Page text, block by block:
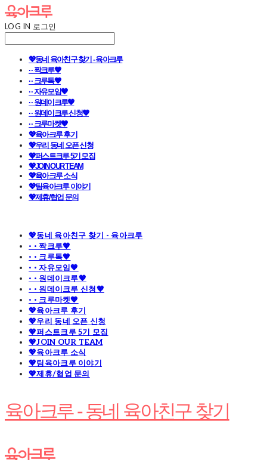
LOG IN 로그인
💖동네 육아친구 찾기 - 육아크루
· · 짝크루🧡
· · 크루톡🧡
· · 자유모임🧡
· · 원데이크루🧡
· · 원데이크루 신청🧡
· · 크루마켓🧡
💖육아크루 후기
💖우리 동네 오픈 신청
💖퍼스트크루 5기 모집
💖JOIN OUR TEAM
💖육아크루 소식
💖팀육아크루 이야기
💖제휴/협업 문의
💖동네 육아친구 찾기 - 육아크루
· · 짝크루🧡
· · 크루톡🧡
· · 자유모임🧡
· · 원데이크루🧡
· · 원데이크루 신청🧡
· · 크루마켓🧡
💖육아크루 후기
💖우리 동네 오픈 신청
💖퍼스트크루 5기 모집
💖JOIN OUR TEAM
💖육아크루 소식
💖팀육아크루 이야기
💖제휴/협업 문의
육아크루 - 동네 육아친구 찾기